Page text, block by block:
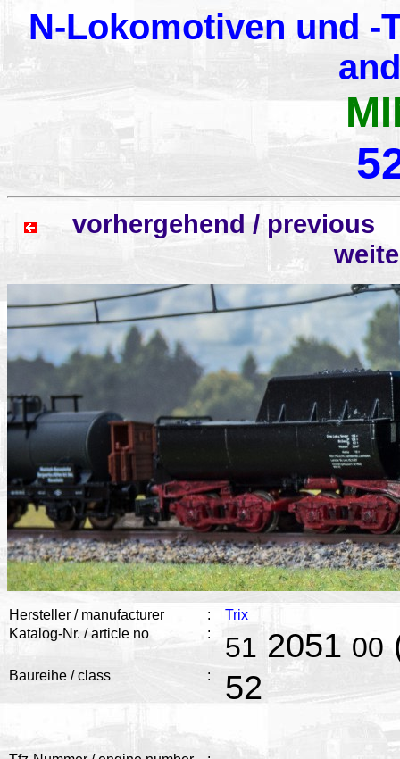
N-Lokomotiven und -
vorhergehend /
Hersteller / manufacturer :
Trix
Katalog-Nr. / article no
: 51 2051 00
Baureihe / class : 52